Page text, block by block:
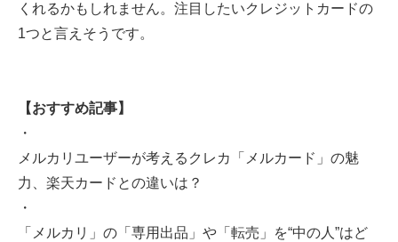
くれるかもしれません。注目したいクレジットカードの
1つと言えそうです。
【おすすめ記事】
・
メルカリユーザーが考えるクレカ「メルカード」の魅
力、楽天カードとの違いは？
・
「メルカリ」の「専用出品」や「転売」を“中の人”はど